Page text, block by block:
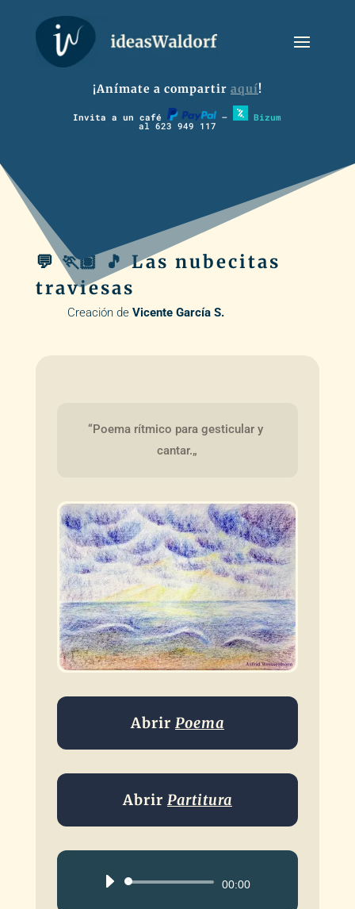
¡Anímate a compartir aquí!
Invita a un café – Bizum
al 623 949 117
💬 🏃🏽 🎵 Las nubecitas
traviesas
Creación de Vicente García S.
“Poema rítmico para gesticular y
cantar.„
Abrir Poema
Abrir Partitura
Reproductor00:00